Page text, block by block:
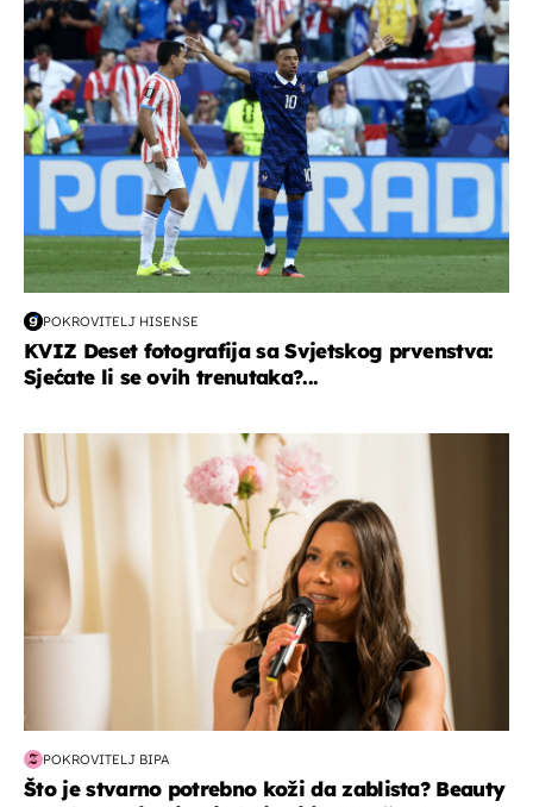
svjetsko prvenstvo 2026
POKROVITELJ HISENSE
KVIZ Deset fotografija sa Svjetskog prvenstva:
Sjećate li se ovih trenutaka?...
moda & ljepota
POKROVITELJ BIPA
Što je stvarno potrebno koži da zablista? Beauty